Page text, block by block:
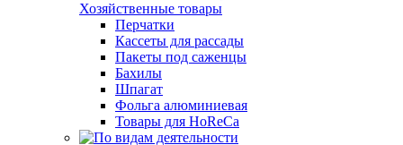
Хозяйственные товары
Перчатки
Кассеты для рассады
Пакеты под саженцы
Бахилы
Шпагат
Фольга алюминиевая
Товары для HoReCa